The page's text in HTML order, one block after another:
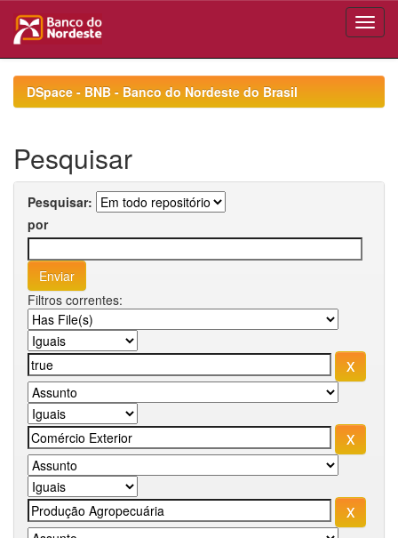
navigationDSpace - BNB - Banco do Nordeste do Brasil
Pesquisar
Pesquisar:
por
Filtros correntes: